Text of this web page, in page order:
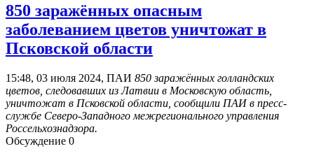
850 заражённых опасным
заболеванием цветов уничтожат в
Псковской области
15:48, 03 июля 2024, ПАИ 850 заражённых голландских
цветов, следовавших из Латвии в Московскую область,
уничтожат в Псковской области, сообщили ПАИ в пресс-
службе Северо-Западного межрегионального управления
Россельхознадзора.
Обсуждение 0